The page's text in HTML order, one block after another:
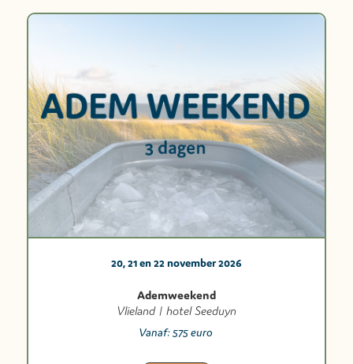
20, 21 en 22 november 2026
Ademweekend
Vlieland | hotel Seeduyn
Vanaf: 575 euro